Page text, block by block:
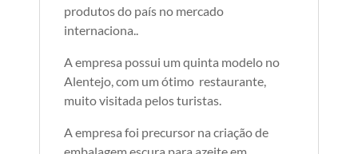
produtos do país no mercado
internaciona..
A empresa possui um quinta modelo no
Alentejo, com um ótimo restaurante,
muito visitada pelos turistas.
A empresa foi precursor na criação de